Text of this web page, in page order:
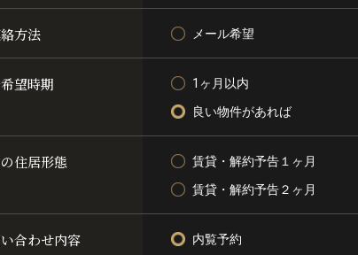
方法 メール希望
望時期 1ヶ月以内
良い物件があれば
住居形態 賃貸・解約予告１ヶ月
賃貸・解約予告２ヶ月
合わせ内容 内覧予約